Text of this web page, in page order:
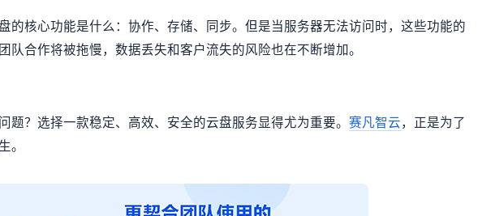
的核心功能是什么：协作、存储、同步。但是当服务器无法访问时，这些功能的
队合作将被拖慢，数据丢失和客户流失的风险也在不断增加。
题？选择一款稳定、高效、安全的云盘服务显得尤为重要。 赛凡智云，正是为了
。